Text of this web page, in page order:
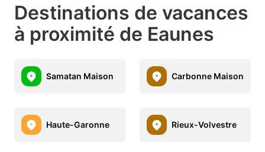
Destinations de vacances
à proximité de Eaunes
Samatan Maison Carbonne Maison
Haute-Garonne Rieux-Volvestre